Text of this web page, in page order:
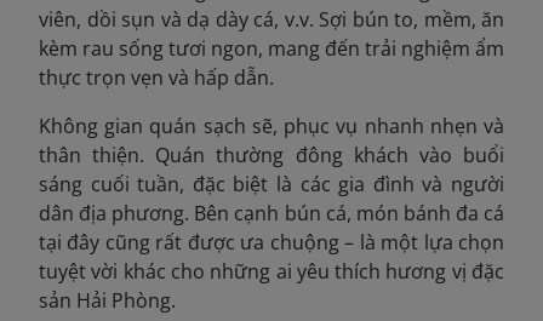
viên, dồi sụn và dạ dày cá, v.v. Sợi bún to, mềm, ăn
kèm rau sống tươi ngon, mang đến trải nghiệm ẩm
thực trọn vẹn và hấp dẫn.
Không gian quán sạch sẽ, phục vụ nhanh nhẹn và
thân thiện. Quán thường đông khách vào buổi
sáng cuối tuần, đặc biệt là các gia đình và người
dân địa phương. Bên cạnh bún cá, món bánh đa cá
tại đây cũng rất được ưa chuộng – là một lựa chọn
tuyệt vời khác cho những ai yêu thích hương vị đặc
sản Hải Phòng.